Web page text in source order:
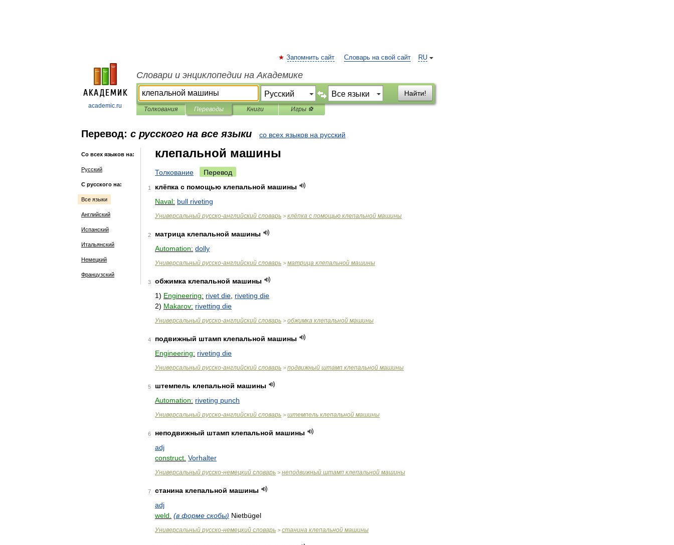
academic.ru
RU
Запомнить сайт Словарь на свой сайт
Словари и энциклопедии на Академике
Найти!
Толкования Переводы Книги Игры ⚽
Перевод: с русского на все языки со всех языков на русский
Со всех языков на:
Русский
С русского на:
Все языки
Английский
Испанский
Итальянский
Немецкий
Французский
клепальной машины
Толкование Перевод
1 клёпка с помощью клепальной машины
Naval: bull riveting
Универсальный русско-английский словарь > клёпка с помощью клепальной машины
2 матрица клепальной машины
Automation: dolly
Универсальный русско-английский словарь > матрица клепальной машины
3 обжимка клепальной машины
1) Engineering: rivet die riveting die
2) Makarov: rivetting die
Универсальный русско-английский словарь > обжимка клепальной машины
4 подвижный штамп клепальной машины
Engineering: riveting die
Универсальный русско-английский словарь > подвижный штамп клепальной машины
5 штемпель клепальной машины
Automation: riveting punch
Универсальный русско-английский словарь > штемпель клепальной машины
6 неподвижный штамп клепальной машины
adj
construct Vorhalter
Универсальный русско-немецкий словарь > неподвижный штамп клепальной машины
7 станина клепальной машины
adj
weld (в форме скобы) Nietbügel
Универсальный русско-немецкий словарь > станина клепальной машины